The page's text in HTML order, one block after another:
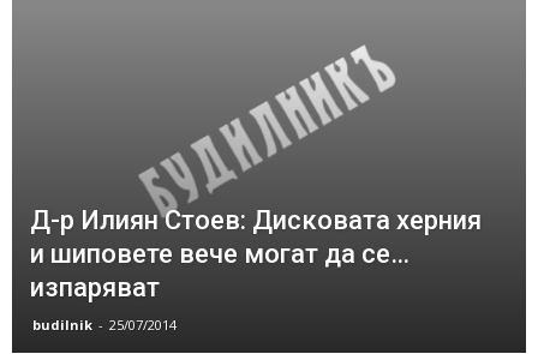
Д-р Илиян Стоев: Дисковата херния
и шиповете вече могат да се…
изпаряват
budilnik - 25/07/2014